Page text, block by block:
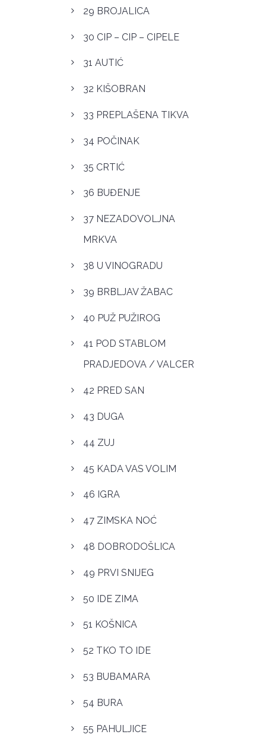
29 BROJALICA
30 CIP – CIP – CIPELE
31 AUTIĆ
32 KIŠOBRAN
33 PREPLAŠENA TIKVA
34 POČINAK
35 CRTIĆ
36 BUĐENJE
37 NEZADOVOLJNA
MRKVA
38 U VINOGRADU
39 BRBLJAV ŽABAC
40 PUŽ PUŽIROG
41 POD STABLOM
PRADJEDOVA / VALCER
42 PRED SAN
43 DUGA
44 ZUJ
45 KADA VAS VOLIM
46 IGRA
47 ZIMSKA NOĆ
48 DOBRODOŠLICA
49 PRVI SNIJEG
50 IDE ZIMA
51 KOŠNICA
52 TKO TO IDE
53 BUBAMARA
54 BURA
55 PAHULJICE